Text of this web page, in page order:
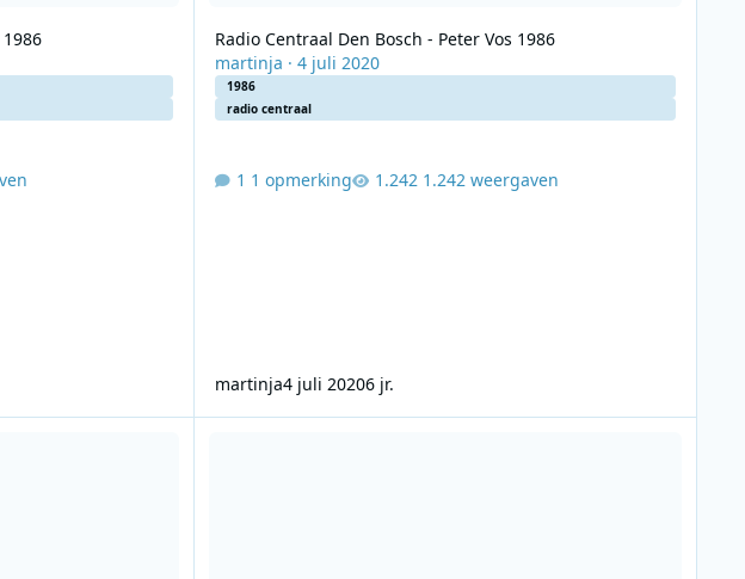
Radio Centraal Den Bosch - Peter Vos 1986
martinja · 4 juli 2020
1986
radio centraal
1 opmerking 1.242 weergaven
martinja4 juli 20206 jr.